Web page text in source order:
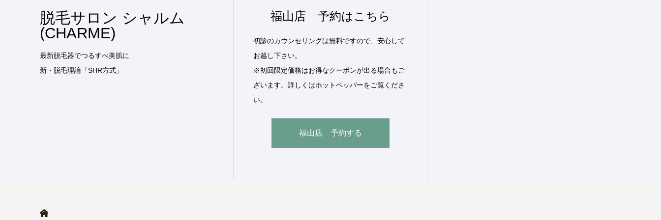
脱毛サロン シャルム
(CHARME)
最新脱毛器でつるすべ美肌に
新・脱毛理論「SHR方式」
福山店 予約はこちら
初診のカウンセリングは無料ですので、安心して
お越し下さい。
※初回限定価格はお得なクーポンが出る場合もご
ざいます。詳しくはホットペッパーをご覧くださ
い。
福山店 予約する